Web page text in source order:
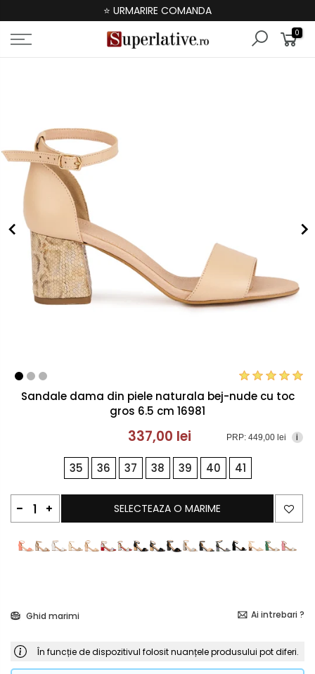
⭐ URMARIRE COMANDA
0
Sandale dama din piele naturala bej-nude cu toc
gros 6.5 cm 16981
337,00 lei PRP: 449,00 lei i
35 36 37 38 39 40 41
SELECTEAZA O MARIME
Ghid marimi Ai intrebari ?
În funcție de dispozitivul folosit nuanțele produsului pot diferi.